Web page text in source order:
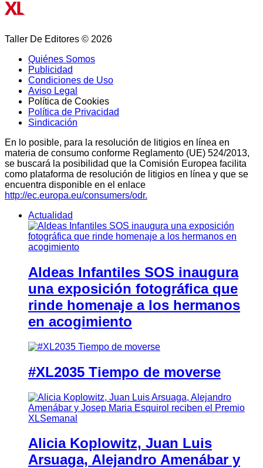
Taller De Editores © 2026
Quiénes Somos
Publicidad
Condiciones de Uso
Aviso Legal
Política de Cookies
Política de Privacidad
Sindicación
En lo posible, para la resolución de litigios en línea en
materia de consumo conforme Reglamento (UE) 524/2013,
se buscará la posibilidad que la Comisión Europea facilita
como plataforma de resolución de litigios en línea y que se
encuentra disponible en el enlace
http://ec.europa.eu/consumers/odr.
Actualidad
Aldeas Infantiles SOS inaugura
una exposición fotográfica que
rinde homenaje a los hermanos
en acogimiento
#XL2035 Tiempo de moverse
Alicia Koplowitz, Juan Luis
Arsuaga, Alejandro Amenábar y